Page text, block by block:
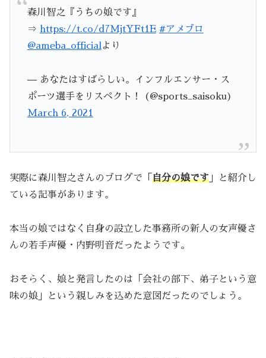
森川智之『うちの娘です』
⇒ https://t.co/d7MjtYFt1E #アメブロ
@ameba_officialより
— あなたはすばらしい。インフルエンサー・ス
ポーツ選手をリスペクト！ (@sports_saisoku)
March 6, 2021
実際に森川智之さんのブログで「 自分の娘です 」と紹介し
ている記事があります。
本当の娘ではなく自身の設立した事務所の新人の女声優さ
んの若手声優・内野明音だったようです。
おそらく、娘と発言したのは「会社の部下、弟子という意
味の娘」という親しみを込めた意図だったのでしょう。